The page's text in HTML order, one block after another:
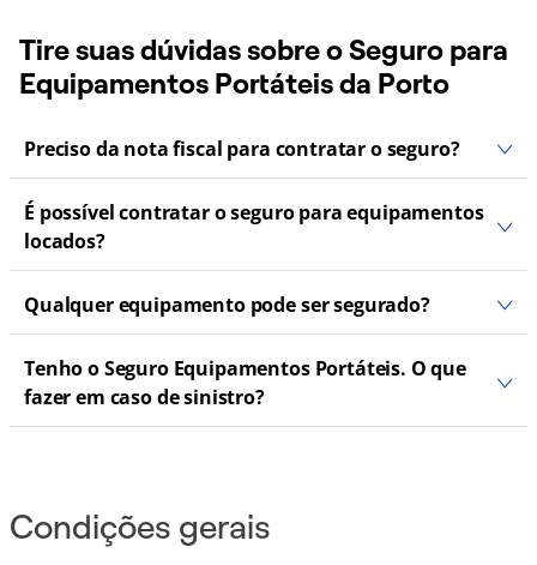
Tire suas dúvidas sobre o Seguro para
Equipamentos Portáteis da Porto
Preciso da nota fiscal para contratar o seguro?
É possível contratar o seguro para equipamentos
locados?
Qualquer equipamento pode ser segurado?
Tenho o Seguro Equipamentos Portáteis. O que
fazer em caso de sinistro?
Condições gerais